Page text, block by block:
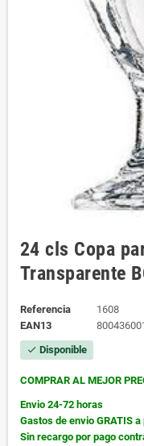
24 cls Copa
Transparente
Referencia
1608
EAN13
check Disponible
COMPRAR AL MEJOR
Envio 24-72 horas
Gastos de envio GRATIS
Sin recargo por pago